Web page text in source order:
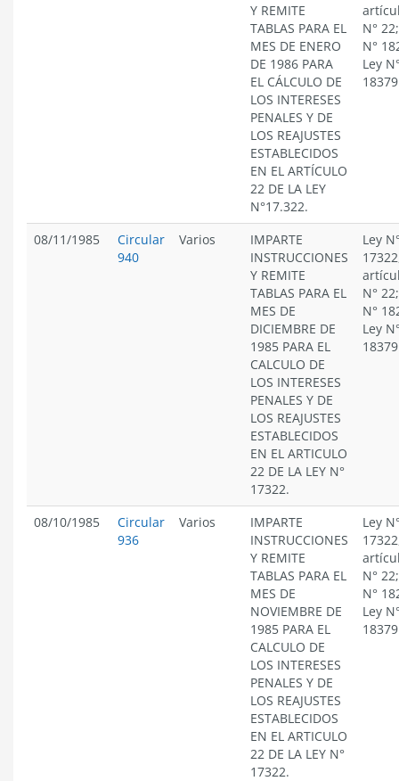
Y REMITE
TABLAS PARA EL
MES DE ENERO
DE 1986 PARA
EL CÁLCULO DE
LOS INTERESES
PENALES Y DE
LOS REAJUSTES
ESTABLECIDOS
EN EL ARTÍCULO
22 DE LA LEY
N°17.322.
N°
N°
Ley
18379
08/11/1985
Circular
940
Varios
IMPARTE
INSTRUCCIONES
Y REMITE
TABLAS PARA EL
MES DE
DICIEMBRE DE
1985 PARA EL
CALCULO DE
LOS INTERESES
PENALES Y DE
LOS REAJUSTES
ESTABLECIDOS
EN EL ARTICULO
22 DE LA LEY N°
17322.
Ley
N°
N°
Ley
18379
08/10/1985
Circular
936
Varios
IMPARTE
INSTRUCCIONES
Y REMITE
TABLAS PARA EL
MES DE
NOVIEMBRE DE
1985 PARA EL
CALCULO DE
LOS INTERESES
PENALES Y DE
LOS REAJUSTES
ESTABLECIDOS
EN EL ARTICULO
22 DE LA LEY N°
17322.
Ley
N°
N°
Ley
18379